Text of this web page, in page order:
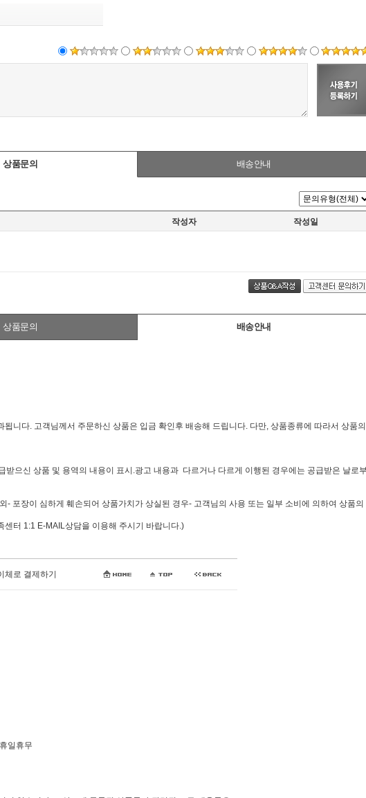
상품문의 배송안내
작성자 작성일
상품문의 배송안내
니다. 고객님께서 주문하신 상품은 입금 확인후 배송해 드립니다. 다만, 상품종류에 따라서 상품의
으신 상품 및 용역의 내용이 표시.광고 내용과 다르거나 다르게 이행된 경우에는 공급받은 날로
포장이 심하게 훼손되어 상품가치가 상실된 경우- 고객님의 사용 또는 일부 소비에 의하여 상품의
터 1:1 E-MAIL상담을 이용해 주시기 바랍니다.)
일휴무